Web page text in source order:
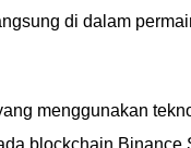
di dalam
menggunakan
blockchain Binance